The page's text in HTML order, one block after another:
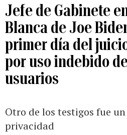
Jefe de Gabinete
Blanca de Joe
primer día del
por uso indebido
usuarios
Otro de los testigos fue
privacidad